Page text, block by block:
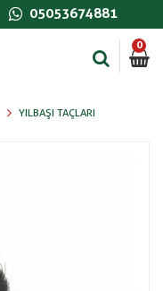
05053674881
0
YILBAŞI TAÇLARI